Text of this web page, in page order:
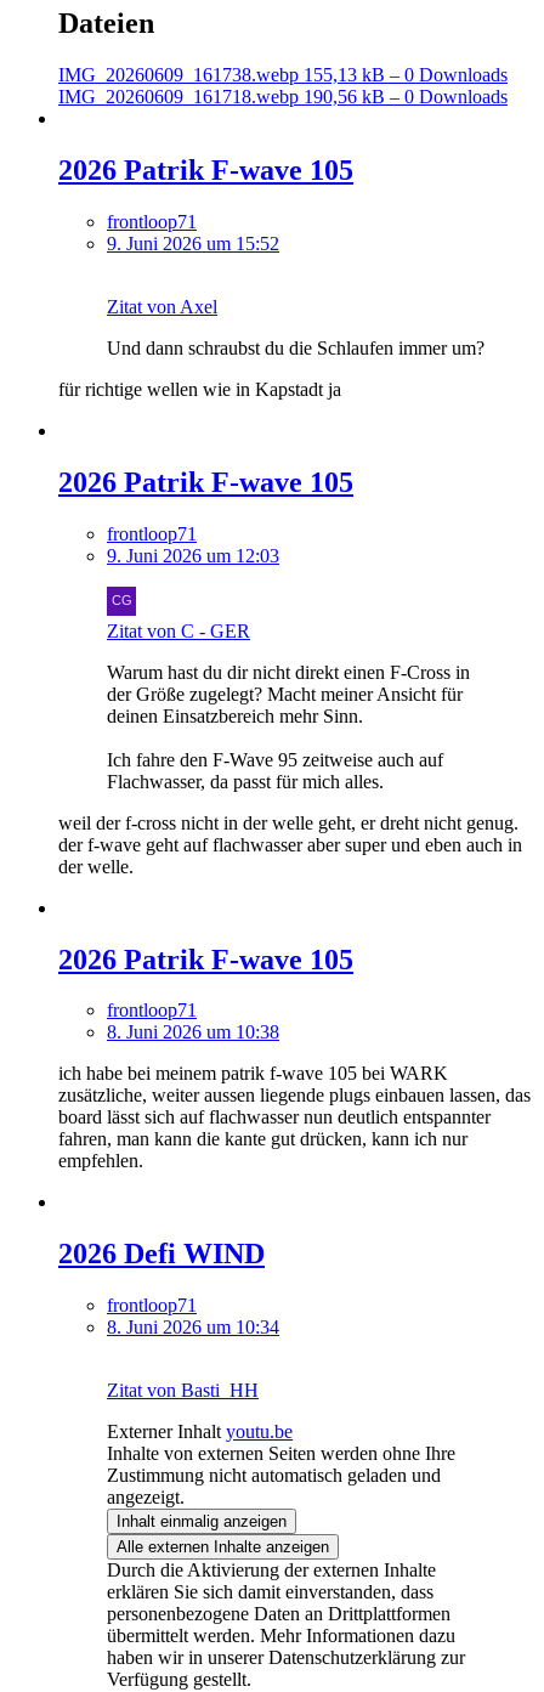
Dateien
IMG_20260609_161738.webp 155,13 kB – 0 Downloads
IMG_20260609_161718.webp 190,56 kB – 0 Downloads
2026 Patrik F-wave 105
frontloop71
9. Juni 2026 um 15:52
Zitat von Axel
Und dann schraubst du die Schlaufen immer um?
für richtige wellen wie in Kapstadt ja
2026 Patrik F-wave 105
frontloop71
9. Juni 2026 um 12:03
Zitat von C - GER
Warum hast du dir nicht direkt einen F-Cross in
der Größe zugelegt? Macht meiner Ansicht für
deinen Einsatzbereich mehr Sinn.
Ich fahre den F-Wave 95 zeitweise auch auf
Flachwasser, da passt für mich alles.
weil der f-cross nicht in der welle geht, er dreht nicht genug.
der f-wave geht auf flachwasser aber super und eben auch in
der welle.
2026 Patrik F-wave 105
frontloop71
8. Juni 2026 um 10:38
ich habe bei meinem patrik f-wave 105 bei WARK
zusätzliche, weiter aussen liegende plugs einbauen lassen, das
board lässt sich auf flachwasser nun deutlich entspannter
fahren, man kann die kante gut drücken, kann ich nur
empfehlen.
2026 Defi WIND
frontloop71
8. Juni 2026 um 10:34
Zitat von Basti_HH
Externer Inhalt youtu.be
Inhalte von externen Seiten werden ohne Ihre
Zustimmung nicht automatisch geladen und
angezeigt.
Inhalt einmalig anzeigen
Alle externen Inhalte anzeigen
Durch die Aktivierung der externen Inhalte
erklären Sie sich damit einverstanden, dass
personenbezogene Daten an Drittplattformen
übermittelt werden. Mehr Informationen dazu
haben wir in unserer Datenschutzerklärung zur
Verfügung gestellt.